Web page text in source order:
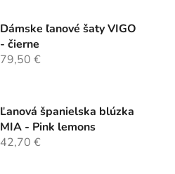
Dámske ľanové šaty VIGO
- čierne
79,50 €
Ľanová španielska blúzka
MIA - Pink lemons
42,70 €